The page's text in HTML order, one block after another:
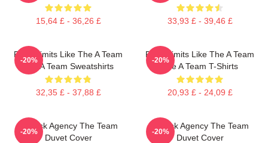
15,64 £ - 36,26 £ 33,93 £ - 39,46 £
Push Limits Like The A Team
The A Team Sweatshirts
32,35 £ - 37,88 £
-20%
Push Limits Like The A Team
The A Team T-Shirts
20,93 £ - 24,09 £
-20%
All-Risk Agency The Team
Duvet Cover
-20%
All Risk Agency The Team
Duvet Cover
-20%